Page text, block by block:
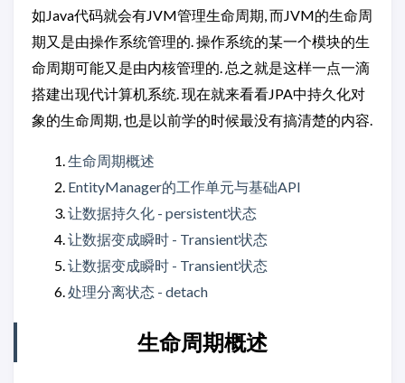
如Java代码就会有JVM管理生命周期, 而JVM的生命周
期又是由操作系统管理的. 操作系统的某一个模块的生
命周期可能又是由内核管理的. 总之就是这样一点一滴
搭建出现代计算机系统. 现在就来看看JPA中持久化对
象的生命周期, 也是以前学的时候最没有搞清楚的内容.
生命周期概述
EntityManager的工作单元与基础API
让数据持久化 - persistent状态
让数据变成瞬时 - Transient状态
让数据变成瞬时 - Transient状态
处理分离状态 - detach
生命周期概述